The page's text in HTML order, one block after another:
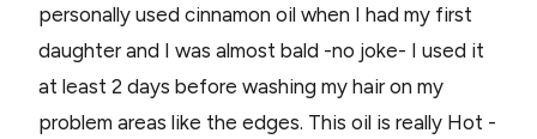
personally used cinnamon oil when I had my first
daughter and I was almost bald -no joke- I used it
at least 2 days before washing my hair on my
problem areas like the edges. This oil is really Hot -